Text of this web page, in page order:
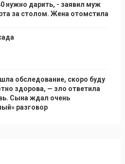
нужно дарить, - заявил муж
за столом. Жена отомстила
обследование, скоро буду
здорова, — зло ответила
Сына ждал очень
разговор